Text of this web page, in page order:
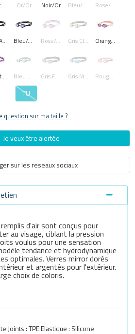
Blanc/or Or/or Noir/or Bleu/or Rose/or
Noir/argent Bleu/argent Rose/argent Gris Clair Orange Clair
Violet Foncé Bleu Moyen Gris Foncé Gris Moyen Rouge Moyen
TU
question sur ma taille ?
Je veux être alertée
sur les reseaux sociaux
d'air sont conçus pour
au visage, ciblant la pression
voulus pour une sensation
tendance et hydrodynamique
optimales. Verres mirror dorés
et argentés pour l'extérieur.
choix de coloris.
Joints : TPE Elastique : Silicone